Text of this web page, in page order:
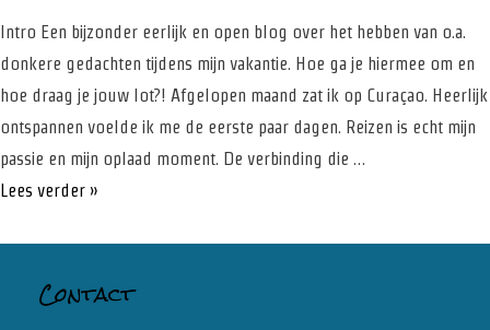
Intro Een bijzonder eerlijk en open blog over het hebben van o.a.
donkere gedachten tijdens mijn vakantie. Hoe ga je hiermee om en
hoe draag je jouw lot?! Afgelopen maand zat ik op Curaçao. Heerlijk
ontspannen voelde ik me de eerste paar dagen. Reizen is echt mijn
passie en mijn oplaad moment. De verbinding die …
Donkere
Lees verder »
Contact